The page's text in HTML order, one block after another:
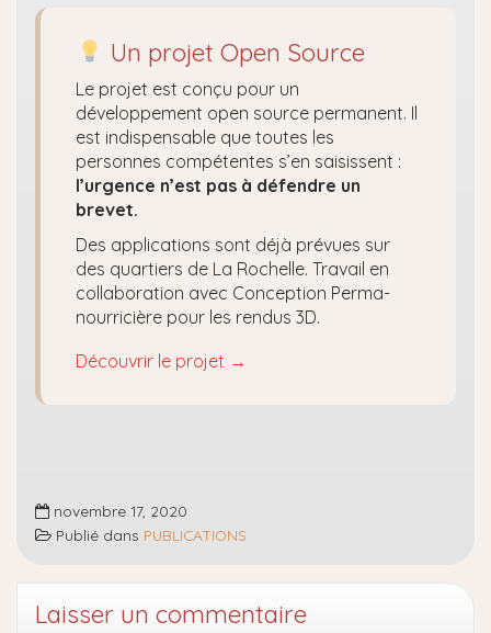
Un projet Open Source
Le projet est conçu pour un
développement open source permanent. Il
est indispensable que toutes les
personnes compétentes s’en saisissent :
l’urgence n’est pas à défendre un
brevet.
Des applications sont déjà prévues sur
des quartiers de La Rochelle. Travail en
collaboration avec Conception Perma-
nourricière pour les rendus 3D.
Découvrir le projet →
novembre 17, 2020
Publié dans PUBLICATIONS
Laisser un commentaire